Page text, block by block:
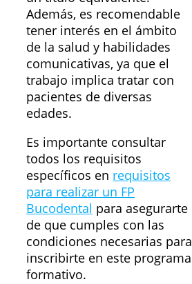
Además, es recomendable
tener interés en el ámbito
de la salud y habilidades
comunicativas, ya que el
trabajo implica tratar con
pacientes de diversas
edades.
Es importante consultar
todos los requisitos
específicos en requisitos
para realizar un FP
Bucodental para asegurarte
de que cumples con las
condiciones necesarias para
inscribirte en este programa
formativo.